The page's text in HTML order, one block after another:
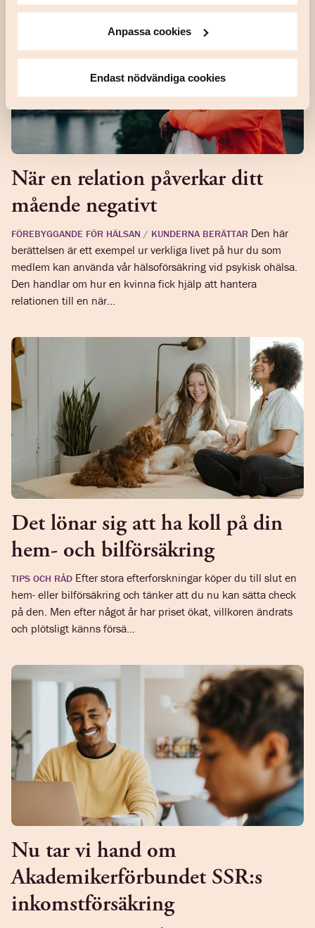
Anpassa cookies
Endast nödvändiga cookies
När en relation påverkar ditt
mående negativt
FÖREBYGGANDE FÖR HÄLSAN / KUNDERNA BERÄTTAR Den här
berättelsen är ett exempel ur verkliga livet på hur du som
medlem kan använda vår hälsoförsäkring vid psykisk ohälsa.
Den handlar om hur en kvinna fick hjälp att hantera
relationen till en när...
Det lönar sig att ha koll på din
hem- och bilförsäkring
TIPS OCH RÅD Efter stora efterforskningar köper du till slut en
hem- eller bilförsäkring och tänker att du nu kan sätta check
på den. Men efter något år har priset ökat, villkoren ändrats
och plötsligt känns försä...
Nu tar vi hand om
Akademikerförbundet SSR:s
inkomstförsäkring